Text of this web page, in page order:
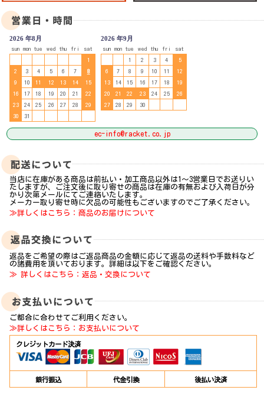
2026 年8月
sun mon tue wed thu fri
sat
1
2
3 4 5 6 7
8
9
10 11 12 13 14
15
16
17 18 19 20 21
22
23
24 25 26 27 28
29
30
31
2026 年9月
sun mon tue wed thu fri
sat
1
2 3 4
5
6
7 8 9 10 11
12
13
14 15 16 17 18
19
20
21 22 23 24 25
26
27
28 29 30
ec-info@racket.co.jp
当店に在庫がある商品は前払い・加工商品以外は1～3営業日でお送りい
たしますが、ご注文後に取り寄せの商品は在庫の有無および入荷日が分
かり次第メールにてご連絡いたします。
メーカー取り寄せ時に欠品の可能性もございますのでご了承ください。
≫詳しくはこちら：商品のお届けについて
返品をご希望の際はご返品商品の金額に応じて返品の送料や手数料など
の諸費用を頂いております。詳細は以下をご確認ください。
≫ 詳しくはこちら：返品・交換について
ご都合に合わせてご利用ください。
≫詳しくはこちら：お支払いについて
クレジットカード決済
銀行振込 代金引換 後払い決済